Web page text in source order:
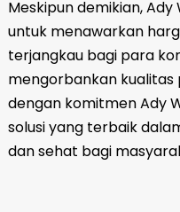
Meskipun demikian,
untuk menawarkan
terjangkau bagi para
mengorbankan kualitas
dengan komitmen Ady
solusi yang terbaik
dan sehat bagi